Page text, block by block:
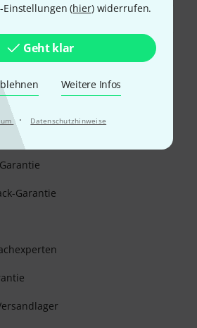
Einstellungen (hier) widerrufen.
Geht klar
Weitere Infos
· Datenschutzhinweise
und sicher per Nachnahme,
Pay,
Klarna Sofort bezahlen
oder Kreditkarte.
Garantie